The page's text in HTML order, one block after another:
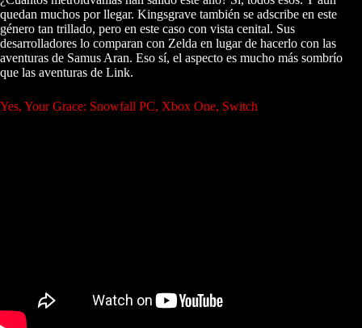
quedan muchos por llegar. Kingsgrave también se adscribe en este
género tan trillado, pero en este caso con vista cenital. Sus
desarrolladores lo comparan con Zelda en lugar de hacerlo con las
aventuras de Samus Aran. Eso sí, el aspecto es mucho más sombrío
que las aventuras de Link.
Yes, Your Grace: Snowfall PC, Xbox One, Switch